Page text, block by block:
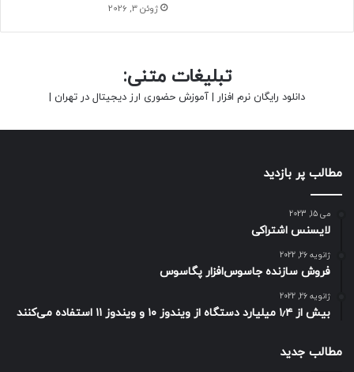
ژوئن 3, 2026
تبلیغات متنی:
دانلود رایگان نرم افزار | آموزش حضوری ارز دیجیتال در تهران |
مطالب پر بازدید
می 15, 2023
لایسنس اشتراکی
ژانویه 26, 2022
فروش سازنده جاسوس‌افزار پگاسوس
ژانویه 26, 2022
بیش از ۱٫۴ میلیارد دستگاه از ویندوز ۱۰ و ویندوز ۱۱ استفاده می‌کنند
مطالب جدید